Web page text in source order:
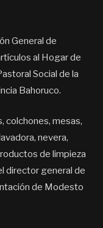
General de
al Hogar de
Social de la
Bahoruco.
colchones, mesas,
nevera,
de limpieza
director general de
de Modesto